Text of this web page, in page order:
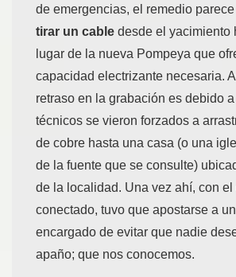
de emergencias, el remedio
tirar un cable desde el yacimiento
lugar de la nueva Pompeya que
capacidad electrizante necesaria.
retraso en la grabación es debido
técnicos se vieron forzados a
de cobre hasta una casa (o una
de la fuente que se consulte)
de la localidad. Una vez ahí, con el
conectado, tuvo que apostarse a
encargado de evitar que nadie
apaño; que nos conocemos.